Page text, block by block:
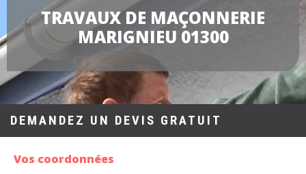
TRAVAUX DE MAÇONNERIE
MARIGNIEU 01300
DEMANDEZ UN DEVIS GRATUIT
Vos coordonnées